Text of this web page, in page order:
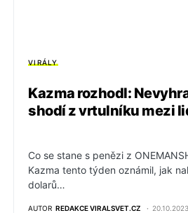
VIRÁLY
Kazma rozhodl:
shodí z vrtulníku mezi
Co se stane s penězi z
Kazma tento týden oznámil, jak
dolarů…
AUTOR REDAKCE VIRALSVET.CZ 20.10.2023